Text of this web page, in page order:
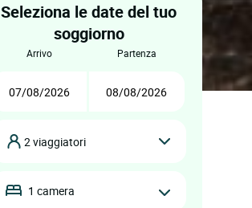
Seleziona le date del tuo
soggiorno
arrivo partenza
2 viaggiatori
1 camera